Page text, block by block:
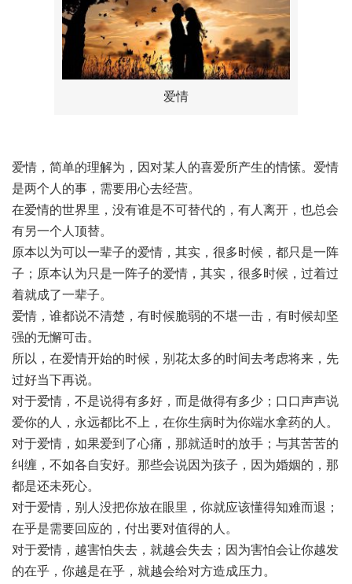
爱情
爱情，简单的理解为，因对某人的喜爱所产生的情愫。爱情
是两个人的事，需要用心去经营。
在爱情的世界里，没有谁是不可替代的，有人离开，也总会
有另一个人顶替。
原本以为可以一辈子的爱情，其实，很多时候，都只是一阵
子；原本认为只是一阵子的爱情，其实，很多时候，过着过
着就成了一辈子。
爱情，谁都说不清楚，有时候脆弱的不堪一击，有时候却坚
强的无懈可击。
所以，在爱情开始的时候，别花太多的时间去考虑将来，先
过好当下再说。
对于爱情，不是说得有多好，而是做得有多少；口口声声说
爱你的人，永远都比不上，在你生病时为你端水拿药的人。
对于爱情，如果爱到了心痛，那就适时的放手；与其苦苦的
纠缠，不如各自安好。那些会说因为孩子，因为婚姻的，那
都是还未死心。
对于爱情，别人没把你放在眼里，你就应该懂得知难而退；
在乎是需要回应的，付出要对值得的人。
对于爱情，越害怕失去，就越会失去；因为害怕会让你越发
的在乎，你越是在乎，就越会给对方造成压力。